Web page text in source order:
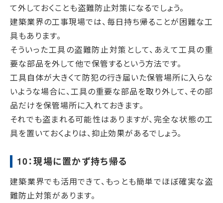
て外しておくことも盗難防止対策になるでしょう。
建築業界の工事現場では、毎日持ち帰ることが困難な工
具もあります。
そういった工具の盗難防止対策として、あえて工具の重
要な部品を外して他で保管するという方法です。
工具自体が大きくて防犯の行き届いた保管場所に入らな
いような場合に、工具の重要な部品を取り外して、その部
品だけを保管場所に入れておきます。
それでも盗まれる可能性はありますが、完全な状態の工
具を置いておくよりは、抑止効果があるでしょう。
10：現場に置かず持ち帰る
建築業界でも活用できて、もっとも簡単でほぼ確実な盗
難防止対策があります。